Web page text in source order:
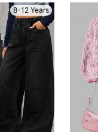
8-12 Years